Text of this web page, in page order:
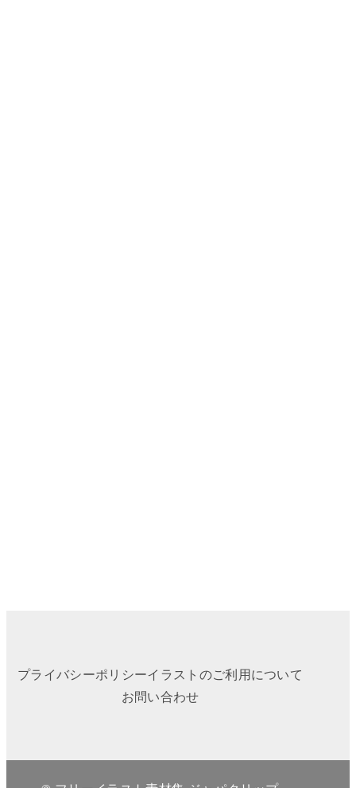
プライバシーポリシーイラストのご利用について
お問い合わせ